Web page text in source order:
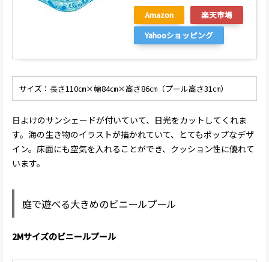
Amazon
楽天市場
Yahooショッピング
サイズ：長さ110㎝×幅84㎝×高さ86㎝（プール高さ31㎝）
日よけのサンシェードが付いていて、日光をカットしてくれま
す。海の生き物のイラストが描かれていて、とてもポップなデザ
イン。床面にも空気を入れることができ、クッション性に優れて
います。
庭で遊べる大きめのビニールプール
2Mサイズのビニールプール